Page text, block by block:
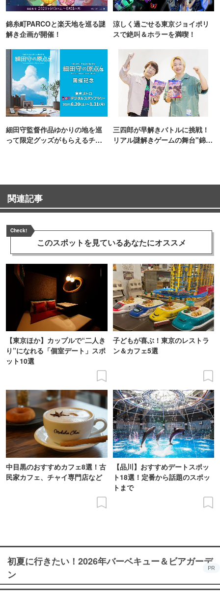
錦糸町PARCOと楽天地を巡る謎
解き企画が開催！
涼しく過ごせる東京ジョイポリ
スで絶叫＆ホラーを満喫！
細田守監督作品ゆかりの地を巡
って限定グッズがもらえるチャ
三四郎が早解きバトルに挑戦！
リアル謎解きゲームの舞台"錦糸
関連記事
Check!
このスポットを見ているあなたにオススメ
【東京ほか】カップルで“二人き
り”になれる「個室デート」スポ
ット10選
子どもが喜ぶ！東京のレストラ
ン＆カフェ5選
中目黒のおすすめカフェ8選！古
民家カフェ、チャイ専門店など
【品川】おすすめデートスポッ
ト18選！定番から話題のスポッ
トまで
初夏に行きたい！2026年バーベキュー＆ビアガーデ
ン
PR